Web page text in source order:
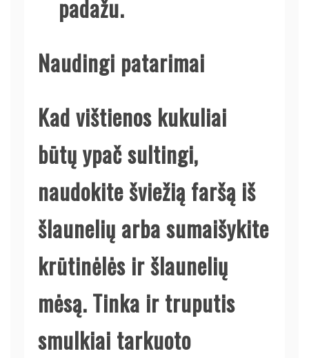
padažu.
Naudingi patarimai
Kad vištienos kukuliai
būtų ypač sultingi,
naudokite šviežią faršą iš
šlaunelių arba sumaišykite
krūtinėlės ir šlaunelių
mėsą. Tinka ir truputis
smulkiai tarkuoto